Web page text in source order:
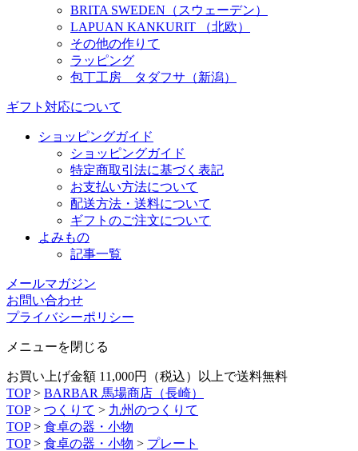
BRITA SWEDEN（スウェーデン）
LAPUAN KANKURIT （北欧）
その他の作りて
ラッピング
包丁工房 タダフサ（新潟）
ギフト対応について
ショッピングガイド
ショッピングガイド
特定商取引法に基づく表記
お支払い方法について
配送方法・送料について
ギフトのご注文について
よみもの
記事一覧
メールマガジン
お問い合わせ
プライバシーポリシー
メニューを閉じる
お買い上げ金額 11,000円（税込）以上で送料無料
TOP> BARBAR 馬場商店（長崎）
TOP > つくりて > 九州のつくりて
TOP > 食卓の器・小物
TOP > 食卓の器・小物 > プレート